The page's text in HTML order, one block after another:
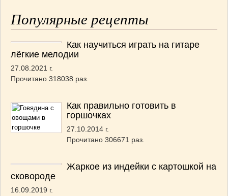
Популярные рецепты
Как научиться играть на гитаре
лёгкие мелодии
27.08.2021 г.
Прочитано 318038 раз.
Как правильно готовить в
горшочках
27.10.2014 г.
Прочитано 306671 раз.
Жаркое из индейки с картошкой на
сковороде
16.09.2019 г.